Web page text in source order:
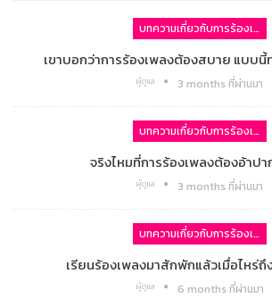
บทความเกี่ยวกับการร้องเพลง
เขาบอกว่าการร้องเพลงต้องสบาย แบบนี้
ผู้ดูแล 3 months ที่ผ่านมา
บทความเกี่ยวกับการร้องเพลง
จริงไหมที่การร้องเพลงต้องอ้าปา
ผู้ดูแล 3 months ที่ผ่านมา
บทความเกี่ยวกับการร้องเพลง
เรียนร้องเพลงมาสักพักแล้วเมื่อไหร่ถึ
ผู้ดูแล 6 months ที่ผ่านมา